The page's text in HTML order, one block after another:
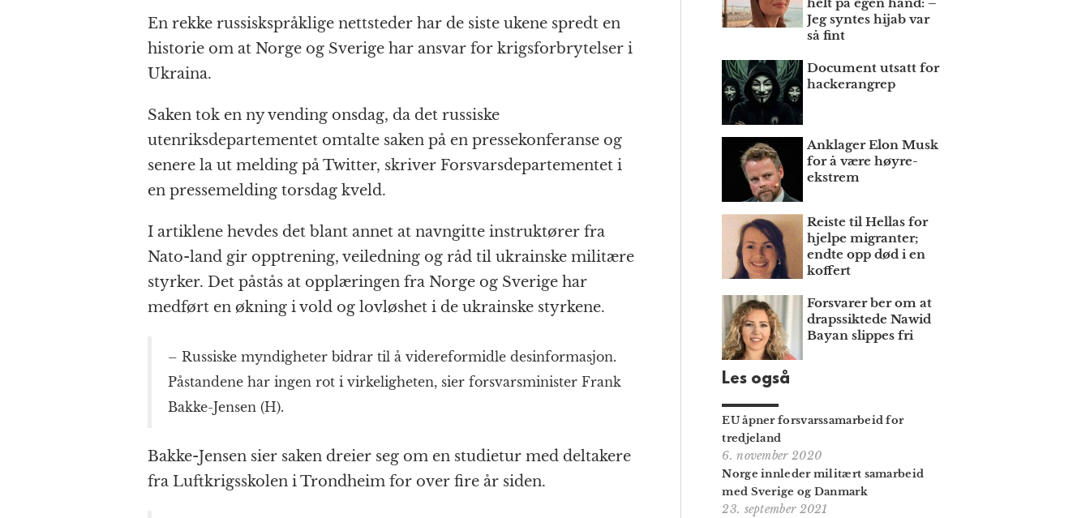
o
o
k
g
e
r
p
p
h
at
a
m
En rekke russiskspråklige nettsteder har de siste ukene spredt en
historie om at Norge og Sverige har ansvar for krigsforbrytelser i
Ukraina.
Saken tok en ny vending onsdag, da det russiske
utenriksdepartementet omtalte saken på en pressekonferanse og
senere la ut melding på Twitter, skriver Forsvarsdepartementet i
en pressemelding torsdag kveld.
I artiklene hevdes det blant annet at navngitte instruktører fra
Nato-land gir opptrening, veiledning og råd til ukrainske militære
styrker. Det påstås at opplæringen fra Norge og Sverige har
medført en økning i vold og lovløshet i de ukrainske styrkene.
– Russiske myndigheter bidrar til å videreformidle desinformasjon.
Påstandene har ingen rot i virkeligheten, sier forsvarsminister Frank
Bakke-Jensen (H).
Bakke-Jensen sier saken dreier seg om en studietur med deltakere
fra Luftkrigsskolen i Trondheim for over fire år siden.
Jeg syntes hijab var
så fint
Document utsatt for
hackerangrep
Anklager Elon Musk
for å være høyre­
ekstrem
Reiste til Hellas for
hjelpe migranter;
endte opp død i en
koffert
Forsvarer ber om at
draps­siktede Nawid
Bayan slippes fri
Les også
EU åpner forsvars­samarbeid for
tredje­land
6. november 2020
Norge innleder militært samarbeid
med Sverige og Danmark
23. september 2021